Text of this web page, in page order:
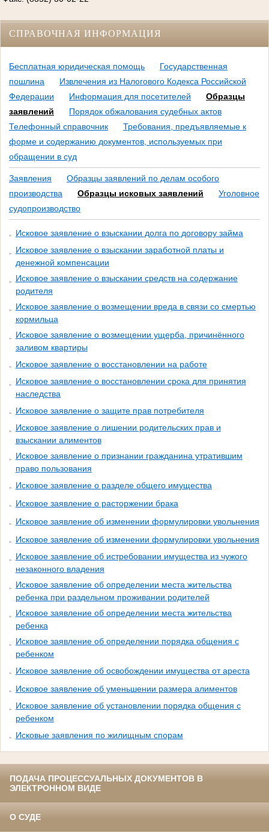
СПРАВОЧНАЯ ИНФОРМАЦИЯ
Бесплатная юридическая помощь
Государственная
пошлина
Извлечения из Налогового Кодекса Российской
Федерации
Информация для посетителей
Образцы
заявлений
Порядок обжалования судебных актов
Телефонный справочник
Требования, предъявляемые к
форме и содержанию документов, используемых при
обращении в суд
Заявления
Образцы заявлений по делам особого
производства
Образцы исковых заявлений
Уголовное
судопроизводство
Исковое заявление о взыскании долга по договору займа
Исковое заявление о взыскании заработной платы и
денежной компенсации
Исковое заявление о взыскании средств на содержание
родителя
Исковое заявление о возмещении вреда в связи со смертью
кормильца
Исковое заявление о возмещении ущерба, причинённого
заливом квартиры
Исковое заявление о восстановлении на работе
Исковое заявление о восстановлении срока для принятия
наследства
Исковое заявление о защите прав потребителя
Исковое заявление о лишении родительских прав и
взыскании алиментов
Исковое заявление о признании гражданина утратившим
право пользования
Исковое заявление о разделе общего имущества
Исковое заявление о расторжении брака
Исковое заявление об изменении формулировки увольнения
Исковое заявление об изменении формулировки увольнения
Исковое заявление об истребовании имущества из чужого
незаконного владения
Исковое заявление об определении места жительства
ребенка при раздельном проживании родителей
Исковое заявление об определении места жительства
ребенка
Исковое заявление об определении порядка общения с
ребенком
Исковое заявление об освобождении имущества от ареста
Исковое заявление об уменьшении размера алиментов
Исковое заявление об установлении порядка общения с
ребенком
Исковые заявления по жилищным спорам
ПОДАЧА ПРОЦЕССУАЛЬНЫХ ДОКУМЕНТОВ В
ЭЛЕКТРОННОМ ВИДЕ
О СУДЕ